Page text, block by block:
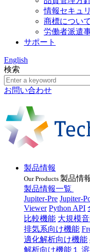
情報セキュ
商標について
労働者派遣
サポート
English
検索
お問い合わせ
製品情報
Our Products 製品情
製品情報一覧
Jupiter-Pre Jupiter-
Viewer Python API
比較機能 大規模
排気系向け機能
適化解析向け機能
解析向け機能１